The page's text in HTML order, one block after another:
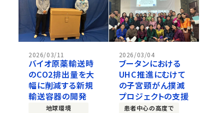
2026/03/11
バイオ原薬輸送時
のCO2排出量を大
幅に削減する新規
輸送容器の開発
地球環境
2026/03/04
ブータンにおける
UHC推進にむけて
の子宮頸がん撲滅
プロジェクトの支援
患者中心の高度で